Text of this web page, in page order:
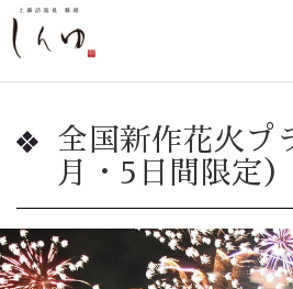
全国新作花火プ
月・5日間限定）